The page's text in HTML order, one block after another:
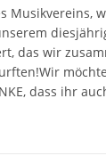
Musikvereins,
das wir
dass ihr